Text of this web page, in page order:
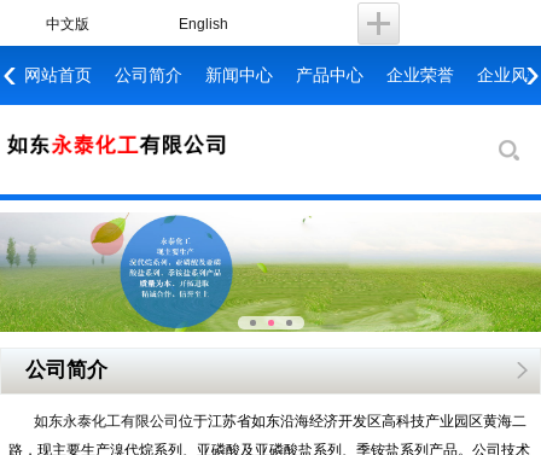
中文版 English
网站首页 公司简介 新闻中心 产品中心 企业荣誉 企业风
‹ ›
公司简介
如东永泰化工有限公司 位于江苏省如东沿海经济开发区高科技产业园区黄海二
路，现主要生产溴代烷系列、亚磷酸及亚磷酸盐系列、季铵盐系列产品。公司技术